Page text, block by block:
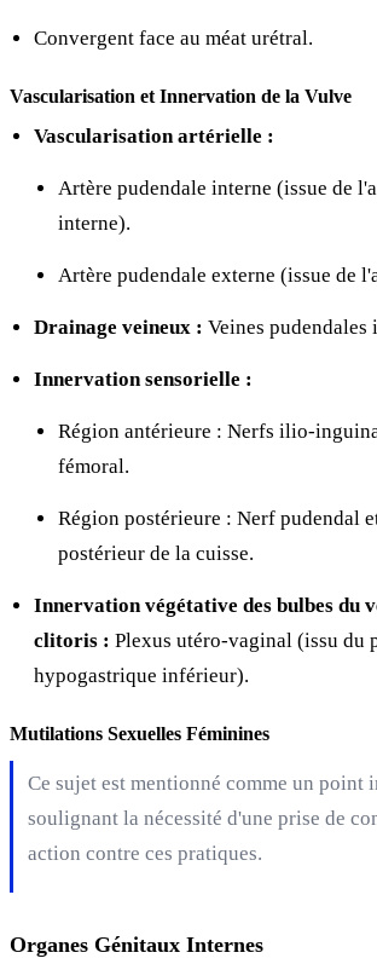
Convergent face au méat urétral.
Vascularisation et Innervation de la Vulve
Vascularisation artérielle :
Artère pudendale interne (issue de
interne).
Artère pudendale externe (issue de
Drainage veineux : Veines pudendales
Innervation sensorielle :
Région antérieure : Nerfs ilio-
fémoral.
Région postérieure : Nerf pudendal
postérieur de la cuisse.
Innervation végétative des bulbes du
clitoris : Plexus utéro-vaginal (issu du
hypogastrique inférieur).
Mutilations Sexuelles Féminines
Ce sujet est mentionné comme un point
soulignant la nécessité d'une prise de
action contre ces pratiques.
Organes Génitaux Internes